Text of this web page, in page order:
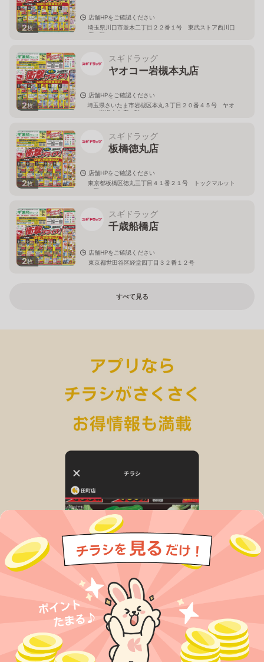
2枚
店舗HPをご確認ください
埼玉県川口市並木二丁目２２番１号 東武ストア西川口
店２階
2枚
スギドラッグ
ヤオコー岩槻本丸店
店舗HPをご確認ください
埼玉県さいたま市岩槻区本丸３丁目２０番４５号 ヤオ
コー岩槻本丸店２階
2枚
スギドラッグ
板橋徳丸店
店舗HPをご確認ください
東京都板橋区徳丸三丁目４１番２１号 トックマルット
１階
2枚
スギドラッグ
千歳船橋店
店舗HPをご確認ください
東京都世田谷区経堂四丁目３２番１２号
すべて見る